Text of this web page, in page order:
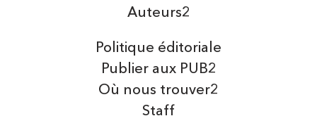
Auteurs2
Politique éditoriale
Publier aux PUB2
Où nous trouver2
Staff